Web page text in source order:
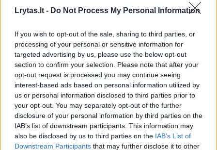
Lrytas.lt - Do Not Process My Personal Information
If you wish to opt-out of the sale, sharing to third parties, or
processing of your personal or sensitive information for
targeted advertising by us, please use the below opt-out
section to confirm your selection. Please note that after your
opt-out request is processed you may continue seeing
interest-based ads based on personal information utilized by
us or personal information disclosed to third parties prior to
your opt-out. You may separately opt-out of the further
disclosure of your personal information by third parties on the
IAB’s list of downstream participants. This information may
also be disclosed by us to third parties on the IAB’s List of
Downstream Participants that may further disclose it to other
Visi įrašai
Žiūrimiausi įrašai
00:00:30
Vaizdai iš tragiškos avarijos Vilniaus r.: dviejų moterų ir
vaiko gyvybių išgelbėti nepavyko
Žinios Lietuvos diena